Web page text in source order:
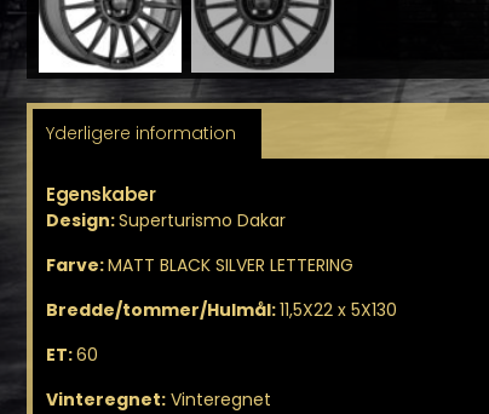
Yderligere information
Egenskaber
Design:Superturismo Dakar
Farve:MATT BLACK SILVER LETTERING
Bredde/tommer/Hulmål:11,5X22 x 5X130
ET:60
Vinteregnet: Vinteregnet